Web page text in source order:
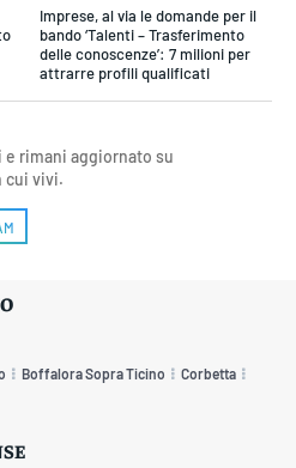
Imprese, al via le domande per il
bando ‘Talenti – Trasferimento
delle conoscenze’: 7 milioni per
attrarre profili qualificati
rimani aggiornato su
cui vivi.
Boffalora Sopra Ticino Corbetta